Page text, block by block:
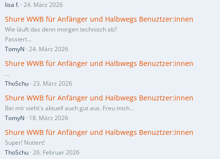
lisa f. 24. März 2026
Shure WWB für Anfänger und Halbwegs Benuztzer:innen
Wie läuft das denn morgen technisch ab?
Passiert…
TomyN 24. März 2026
Shure WWB für Anfänger und Halbwegs Benuztzer:innen
…
ThoSchu 23. März 2026
Shure WWB für Anfänger und Halbwegs Benuztzer:innen
Bei mir sieht's aktuell auch gut aus. Freu mich…
TomyN
18. März 2026
Shure WWB für Anfänger und Halbwegs Benuztzer:innen
Super! Notiert!
ThoSchu 26. Februar 2026